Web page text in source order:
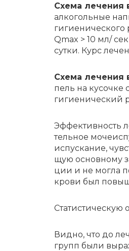
Схе­ма ле­че­ния
алкогольные
гигиенического
Qmax > 10 мл/
сутки. Курс
Схе­ма ле­че­ния
пель на ку­соч­ке
ги­ги­е­ни­че­ский
Эф­фек­тив­ность
тель­ное
ис­пус­ка­ние,
щую основ­но­му
ции и не мог­ла
кро­ви был
Ста­ти­сти­че­скую
Вид­но, что до
групп бы­ли